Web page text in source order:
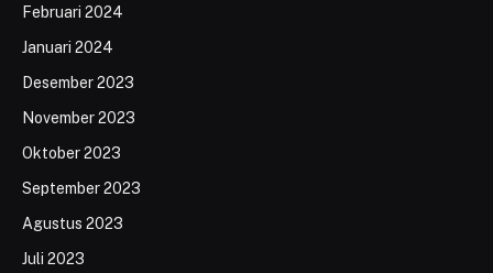
Februari 2024
Januari 2024
Desember 2023
November 2023
Oktober 2023
September 2023
Agustus 2023
Juli 2023